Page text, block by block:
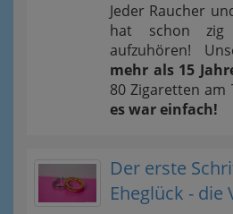
Jeder Raucher
hat schon zig
aufzuhören!
mehr als 15
80 Zigaretten am
es war einfach!
Der erste
Eheglück - die